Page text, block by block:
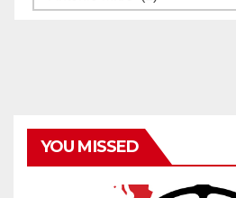
YOU MISSED